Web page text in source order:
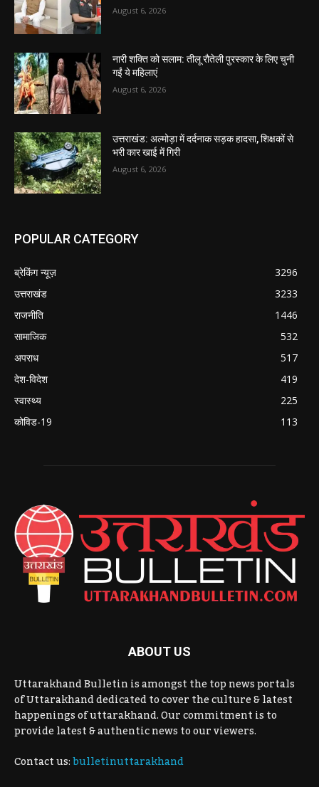
August 6, 2026
नारी शक्ति को सलाम: तीलू रौतेली पुरस्कार के लिए चुनी
गईं ये महिलाएं
August 6, 2026
उत्तराखंड: अल्मोड़ा में दर्दनाक सड़क हादसा, शिक्षकों से
भरी कार खाई में गिरी
August 6, 2026
POPULAR CATEGORY
ब्रेकिंग न्यूज़
3296
उत्तराखंड
3233
राजनीति
1446
सामाजिक
532
अपराध
517
देश-विदेश
419
स्वास्थ्य
225
कोविड-19
113
ABOUT US
Uttarakhand Bulletin is amongst the top news portals
of Uttarakhand dedicated to cover the culture & latest
happenings of uttarakhand. Our commitment is to
provide latest & authentic news to our viewers.
Contact us:bulletinuttarakhand